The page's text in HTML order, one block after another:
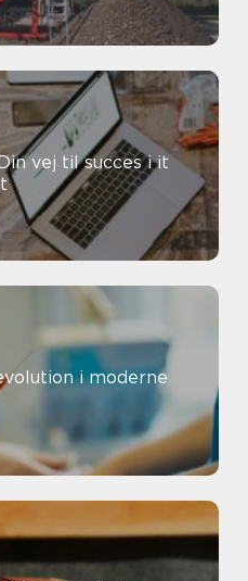
vej til succes i it
i moderne